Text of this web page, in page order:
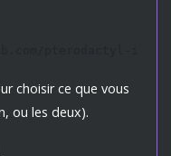
choisir ce que vous
ou les deux).